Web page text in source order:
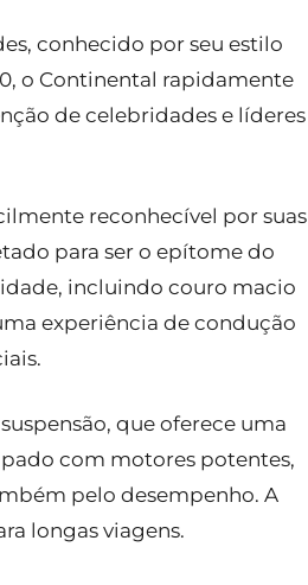
conhecido por seu estilo
o Continental rapidamente
de celebridades e líderes
reconhecível por suas
para ser o epítome do
incluindo couro macio
experiência de condução
que oferece uma
com motores potentes,
pelo desempenho. A
longas viagens.